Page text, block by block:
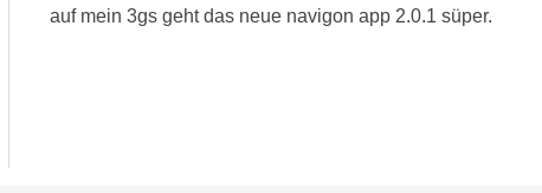
auf mein 3gs geht das neue navigon app 2.0.1 süper.